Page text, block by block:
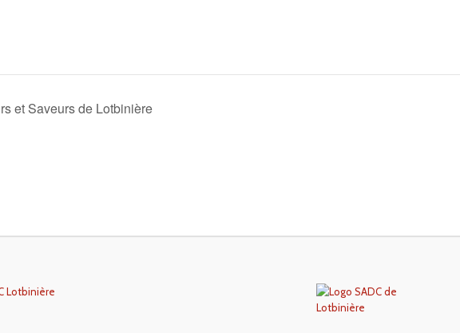
et Saveurs de Lotbinière